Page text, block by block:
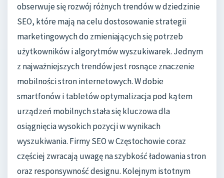
obserwuje się rozwój różnych trendów w dziedzinie
SEO, które mają na celu dostosowanie strategii
marketingowych do zmieniających się potrzeb
użytkowników i algorytmów wyszukiwarek. Jednym
z najważniejszych trendów jest rosnące znaczenie
mobilności stron internetowych. W dobie
smartfonów i tabletów optymalizacja pod kątem
urządzeń mobilnych stała się kluczowa dla
osiągnięcia wysokich pozycji w wynikach
wyszukiwania. Firmy SEO w Częstochowie coraz
częściej zwracają uwagę na szybkość ładowania stron
oraz responsywność designu. Kolejnym istotnym